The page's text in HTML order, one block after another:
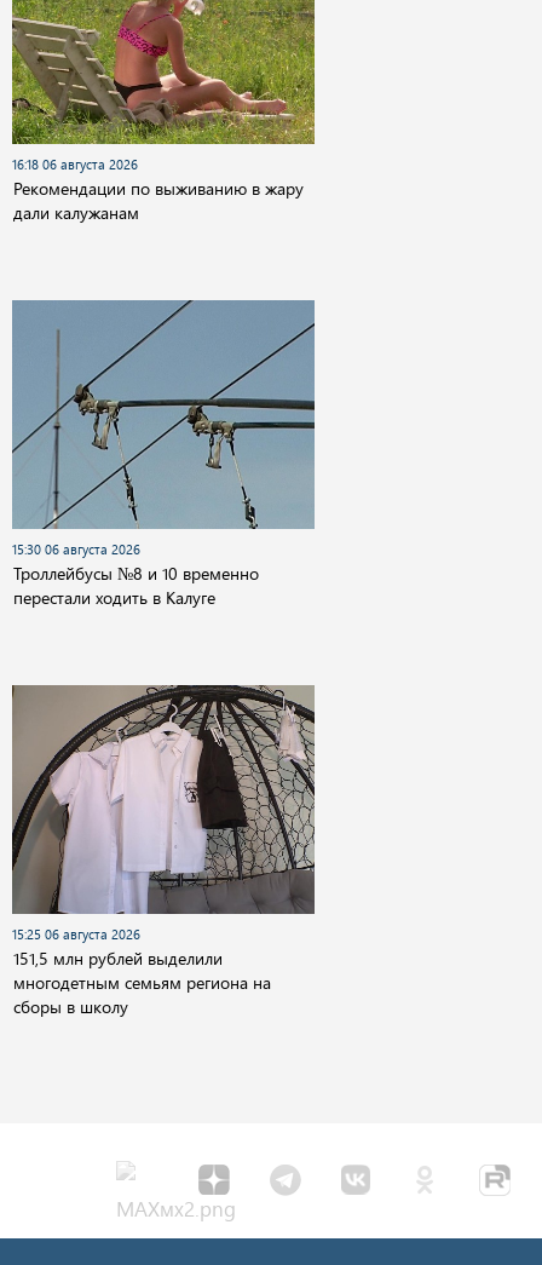
16:18 06 августа 2026
Рекомендации по выживанию в жару
дали калужанам
15:30 06 августа 2026
Троллейбусы №8 и 10 временно
перестали ходить в Калуге
15:25 06 августа 2026
151,5 млн рублей выделили
многодетным семьям региона на
сборы в школу